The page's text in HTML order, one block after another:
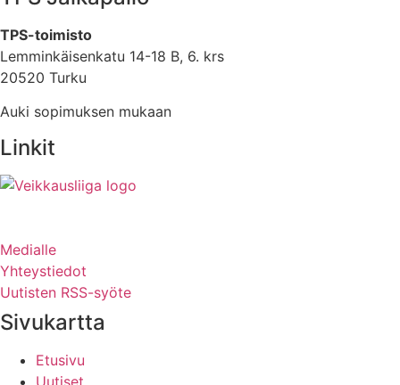
TPS-toimisto
Lemminkäisenkatu 14-18 B, 6. krs
20520 Turku
Auki sopimuksen mukaan
Linkit
Medialle
Yhteystiedot
Uutisten RSS-syöte
Sivukartta
Etusivu
Uutiset